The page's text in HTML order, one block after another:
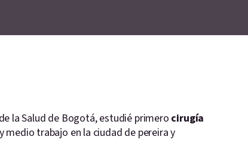
la Salud de Bogotá, estudié primero cirugía
medio trabajo en la ciudad de pereira y